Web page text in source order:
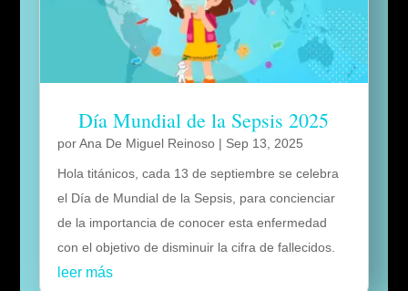
Día Mundial de la Sepsis 2025
porAna De Miguel Reinoso| Sep 13, 2025
Hola titánicos, cada 13 de septiembre se celebra
el Día de Mundial de la Sepsis, para concienciar
de la importancia de conocer esta enfermedad
con el objetivo de disminuir la cifra de fallecidos.
leer más